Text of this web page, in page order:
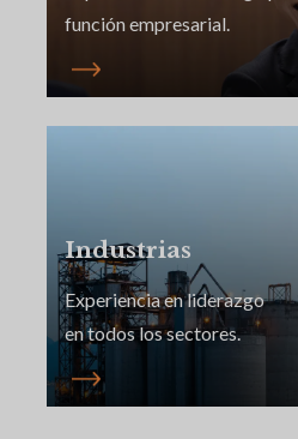
función empresarial.
Industrias
Experiencia en liderazgo
en todos los sectores.